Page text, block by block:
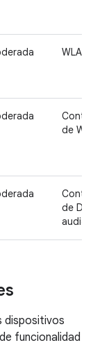
WLAN
de
de
audio
dispositivos
funcionalidad